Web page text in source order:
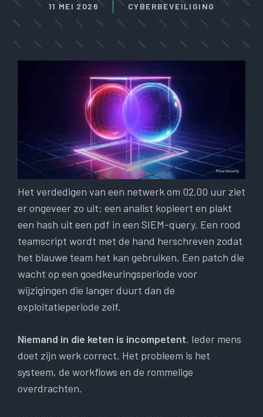
11 MEI 2026 CYBERBEVEILIGING
Het verdedigen van een netwerk om 02.00 uur ziet
er ongeveer zo uit: een analist kopieert en plakt
een hash uit een pdf in een SIEM-query. Een rood
teamscript wordt met de hand herschreven zodat
het blauwe team het kan gebruiken. Een patch die
wacht op een goedkeuringsperiode voor
wijzigingen die langer duurt dan de
exploitatieperiode zelf.
Niemand in die keten is incompetent. Ieder mens
doet zijn werk correct. Het probleem is het
systeem, de workflows en de rommelige
overdrachten.